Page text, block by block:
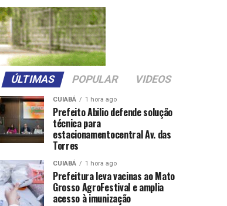
ÚLTIMAS POPULAR VIDEOS
CUIABÁ 1 hora ago
Prefeito Abilio defende solução
técnica para
estacionamentocentral Av. das
Torres
CUIABÁ 1 hora ago
Prefeitura leva vacinas ao Mato
Grosso AgroFestival e amplia
acesso à imunização